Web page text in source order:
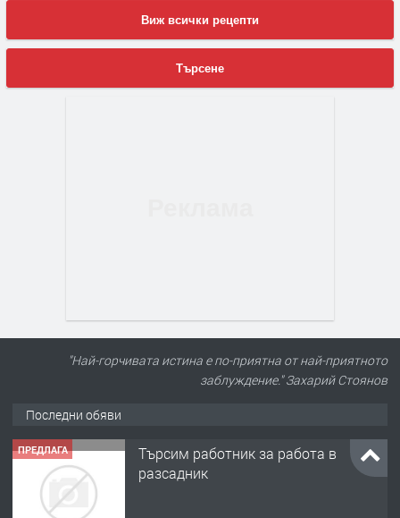
Виж всички рецепти
Търсене
"Най-горчивата истина е по-приятна от най-приятното
заблуждение." Захарий Стоянов
Последни обяви
ПРЕДЛАГА
Търсим работник за работа в
разсадник